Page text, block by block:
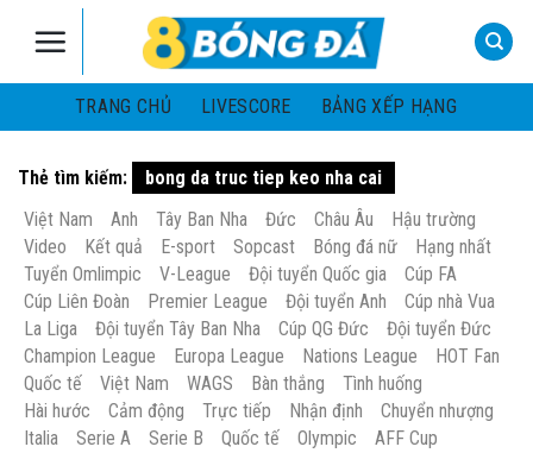
TRANG CHỦ
LIVESCORE BẢNG XẾP HẠNG
Thẻ tìm kiếm:
bong da truc tiep keo nha cai
Việt Nam
Anh Tây Ban Nha Đức Châu Âu
Hậu trường
Video
Kết quả E-sport Sopcast Bóng đá nữ
Hạng nhất
Tuyển Omlimpic
V-League Đội tuyển Quốc gia
Cúp FA
Cúp Liên Đoàn
Premier League Đội tuyển Anh
Cúp nhà Vua
La Liga
Đội tuyển Tây Ban Nha Cúp QG Đức
Đội tuyển Đức
Champion League
Europa League Nations League
HOT Fan
Quốc tế
Việt Nam WAGS Bàn thắng
Tình huống
Hài hước
Cảm động Trực tiếp Nhận định
Chuyển nhượng
Italia
Serie A Serie B Quốc tế Olympic
AFF Cup